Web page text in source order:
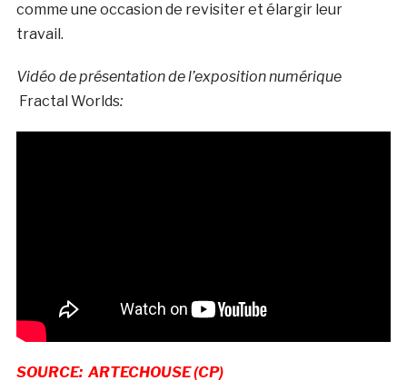
comme une occasion de revisiter et élargir leur
travail.
Vidéo de présentation de l’exposition numérique
Fractal Worlds:
SOURCE: ARTECHOUSE (CP)